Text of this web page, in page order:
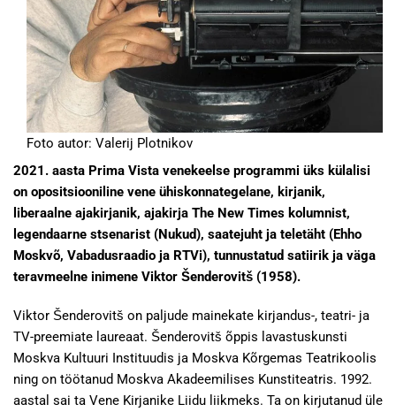
Foto autor: Valerij Plotnikov
2021. aasta Prima Vista venekeelse programmi üks külalisi
on opositsiooniline vene ühiskonnategelane, kirjanik,
liberaalne ajakirjanik, ajakirja The New Times kolumnist,
legendaarne stsenarist (Nukud), saatejuht ja teletäht (Ehho
Moskvõ, Vabadusraadio ja RTVi), tunnustatud satiirik ja väga
teravmeelne inimene Viktor Šenderovitš (1958).
Viktor Šenderovitš on paljude mainekate kirjandus-, teatri- ja
TV-preemiate laureaat. Šenderovitš õppis lavastuskunsti
Moskva Kultuuri Instituudis ja Moskva Kõrgemas Teatrikoolis
ning on töötanud Moskva Akadeemilises Kunstiteatris. 1992.
aastal sai ta Vene Kirjanike Liidu liikmeks. Ta on kirjutanud üle